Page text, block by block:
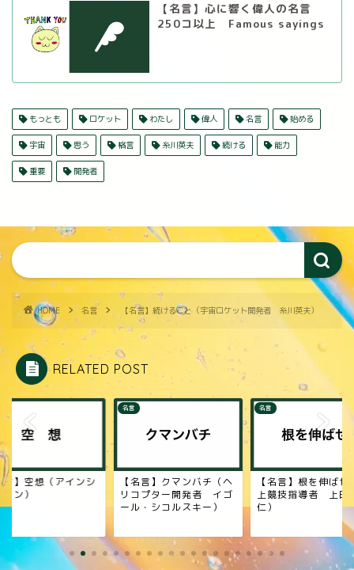
【名言】心に響く偉人の名言
250コ以上 Famous sayings
もっとも ロケット わたし 偉人 名言 始める
宇宙 思う 格言 糸川英夫 続ける 能力
重要 開発者
HOME 名言 【名言】続けること（宇宙ロケット開発者 糸川英夫）
RELATED POST
シ
【名言】クマンバチ（ヘ
リコプター開発者 イゴ
ール・シコルスキー）
【名言】根を伸ばせ（陸
上競技指導者 上田誠
仁）
【名言
理学者